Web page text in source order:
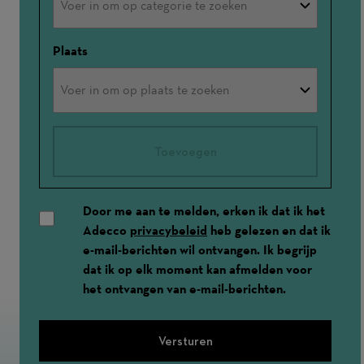
Plaats
Door me aan te melden, erken ik dat ik het
Adecco privacybeleid heb gelezen en dat ik
e-mail-berichten wil ontvangen. Ik begrijp
dat ik op elk moment kan afmelden voor
het ontvangen van e-mail-berichten.
Versturen